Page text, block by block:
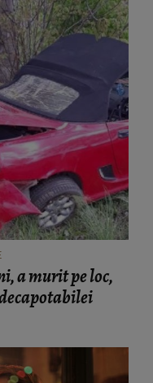
a murit pe loc,